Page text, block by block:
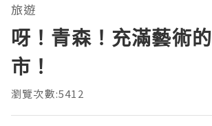
旅遊
呀！青森！充滿藝術
市！
瀏覽次數:5412